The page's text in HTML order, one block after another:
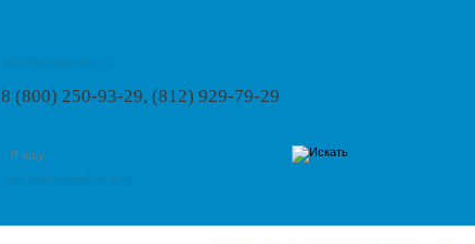
8 (800) 250-93-29, (812) 929-79-29